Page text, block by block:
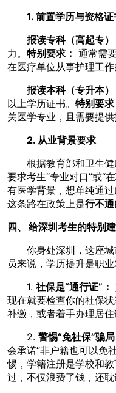
1. 前置学历与资格证
报读专科（高起专）
力。 特别要求： 通常需
在医疗单位从事护理工作
报读本科（专升本）
以上学历证书。 特别要求
关医学专业，且需要提供
2. 从业背景要求
根据教育部和卫生
要求考生“专业对口”或“
有医学背景，想单纯通
这条路在政策上是行不
四、 给深圳考生的特别
你身处深圳，这座
员来说，学历提升是职业
1. 社保是“通行证”：
现在就要检查你的社保
补缴，或者着手办理居住
2. 警惕“免社保”骗局
会承诺“非户籍也可以免
惕，学籍注册是学校和
过，不仅浪费了钱，还耽